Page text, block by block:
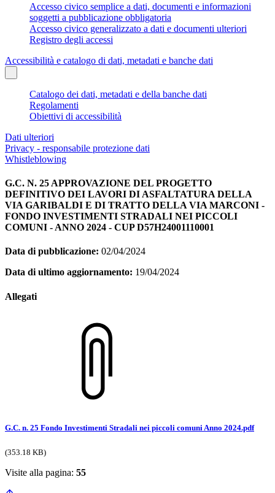
Accesso civico semplice a dati, documenti e informazioni
soggetti a pubblicazione obbligatoria
Accesso civico generalizzato a dati e documenti ulteriori
Registro degli accessi
Accessibilità e catalogo di dati, metadati e banche dati
Catalogo dei dati, metadati e della banche dati
Regolamenti
Obiettivi di accessibilità
Dati ulteriori
Privacy - responsabile protezione dati
Whistleblowing
G.C. N. 25 APPROVAZIONE DEL PROGETTO
DEFINITIVO DEI LAVORI DI ASFALTATURA DELLA
VIA GARIBALDI E DI TRATTO DELLA VIA MARCONI -
FONDO INVESTIMENTI STRADALI NEI PICCOLI
COMUNI - ANNO 2024 - CUP D57H24001110001
Data di pubblicazione: 02/04/2024
Data di ultimo aggiornamento: 19/04/2024
Allegati
G.C. n. 25 Fondo Investimenti Stradali nei piccoli comuni Anno 2024.pdf
(353.18 KB)
Visite alla pagina: 55